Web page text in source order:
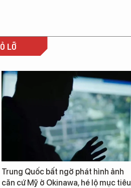
LỠ
Trung Quốc bất ngờ phát hình ảnh
căn cứ Mỹ ở Okinawa, hé lộ mục tiêu